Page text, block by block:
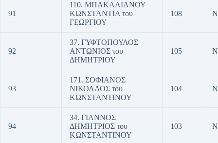
91
110. ΜΠΑΚΑΛΙΑΝΟΥ
ΚΩΝΣΤΑΝΤΙΑ του
ΓΕΩΡΓΙΟΥ
108
92
37. ΓΥΦΤΟΠΟΥΛΟΣ
ΑΝΤΩΝΙΟΣ του
ΔΗΜΗΤΡΙΟΥ
105
93
171. ΣΟΦΙΑΝΟΣ
ΝΙΚΟΛΑΟΣ του
ΚΩΝΣΤΑΝΤΙΝΟΥ
104
94
34. ΓΙΑΝΝΟΣ
ΔΗΜΗΤΡΙΟΣ του
ΚΩΝΣΤΑΝΤΙΝΟΥ
103